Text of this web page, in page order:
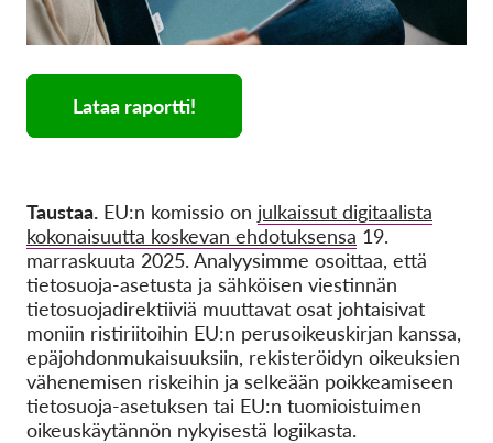
Lataa raportti!
Taustaa. EU:n komissio on julkaissut digitaalista
kokonaisuutta koskevan ehdotuksensa 19.
marraskuuta 2025. Analyysimme osoittaa, että
tietosuoja-asetusta ja sähköisen viestinnän
tietosuojadirektiiviä muuttavat osat johtaisivat
moniin ristiriitoihin EU:n perusoikeuskirjan kanssa,
epäjohdonmukaisuuksiin, rekisteröidyn oikeuksien
vähenemisen riskeihin ja selkeään poikkeamiseen
tietosuoja-asetuksen tai EU:n tuomioistuimen
oikeuskäytännön nykyisestä logiikasta.